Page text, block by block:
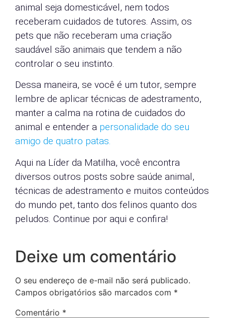
animal seja domesticável, nem todos
receberam cuidados de tutores. Assim, os
pets que não receberam uma criação
saudável são animais que tendem a não
controlar o seu instinto.
Dessa maneira, se você é um tutor, sempre
lembre de aplicar técnicas de adestramento,
manter a calma na rotina de cuidados do
animal e entender a personalidade do seu
amigo de quatro patas.
Aqui na Líder da Matilha, você encontra
diversos outros posts sobre saúde animal,
técnicas de adestramento e muitos conteúdos
do mundo pet, tanto dos felinos quanto dos
peludos. Continue por aqui e confira!
Deixe um comentário
O seu endereço de e-mail não será publicado.
Campos obrigatórios são marcados com *
Comentário *